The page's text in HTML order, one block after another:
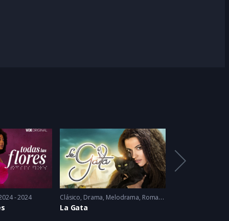
- 2024 Clásico, Drama, Melodrama, Romance
La Gata